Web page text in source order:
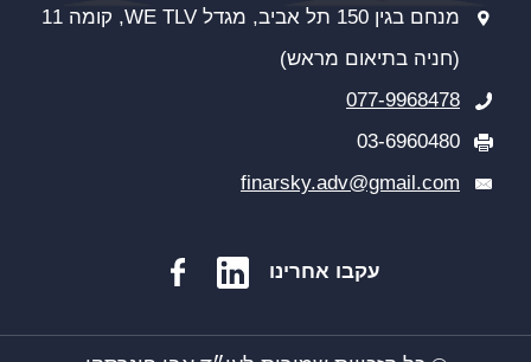
מנחם בגין 150 תל אביב, מגדל WE TLV, קומה 11
(חניה בתיאום מראש)
077-9968478
03-6960480
finarsky.adv@gmail.com
עקבו אחרינו